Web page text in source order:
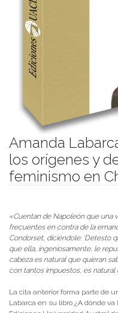
Amanda
los orígenes y
feminismo en
«Cuentan de Napoleón que una
frecuentes en contra de la
Condorset, diciéndole: ‘Detesto
que ella, ingeniosamente, le
cabeza es natural que quieran
con tantos impuestos, es natural
La cita anterior forma parte de
Labarca en su libro ¿A dónde va